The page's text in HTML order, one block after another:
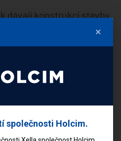
dávají konstrukci stavby
vápenopískové
nejvyšší požadavky
Mají stejného výrobce i
Ytong, ale investorovi
prvky, které vynikají jak
akustickými
×
společnosti Holcim.